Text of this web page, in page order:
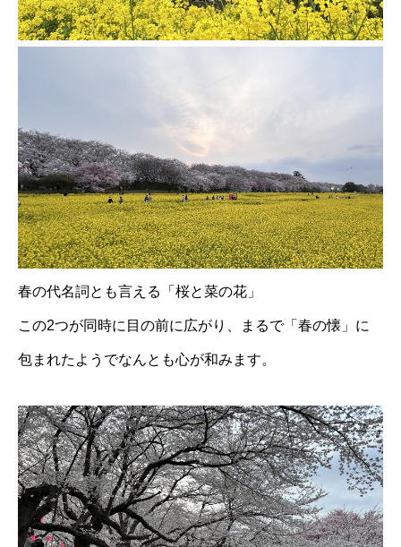
春の代名詞とも言える「桜と菜の花」
この2つが同時に目の前に広がり、まるで「春の懐」に
包まれたようでなんとも心が和みます。